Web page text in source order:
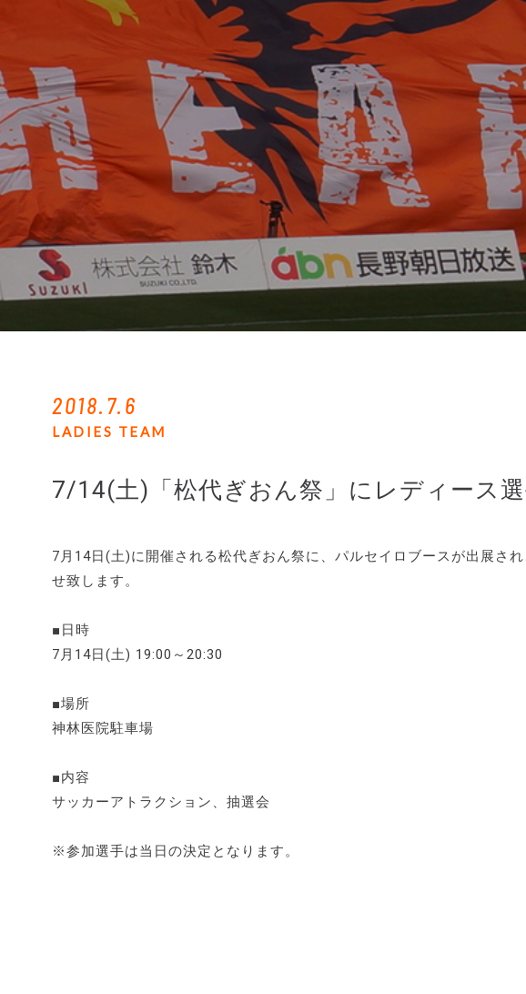
2018.7.6
LADIES TEAM
7/14(土)「松代ぎおん祭」にレディース
7月14日(土)に開催される松代ぎおん祭に、パルセイロブースが出展さ
せ致します。
■日時
7月14日(土) 19:00～20:30
■場所
神林医院駐車場
■内容
サッカーアトラクション、抽選会
※参加選手は当日の決定となります。